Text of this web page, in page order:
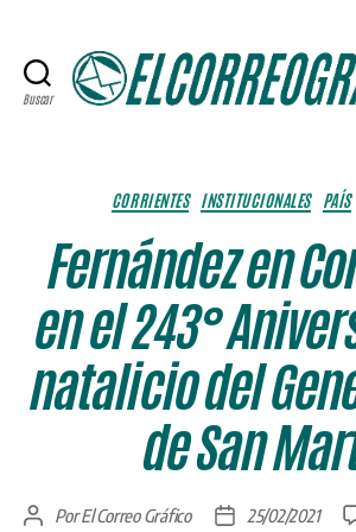
Buscar
Categorías
CORRIENTES INSTITUCIONALES PAÍS
Fernández en
en el 243°
natalicio del
de San
AutorPorEl Correo Gráfico
Fecha25/02/2021